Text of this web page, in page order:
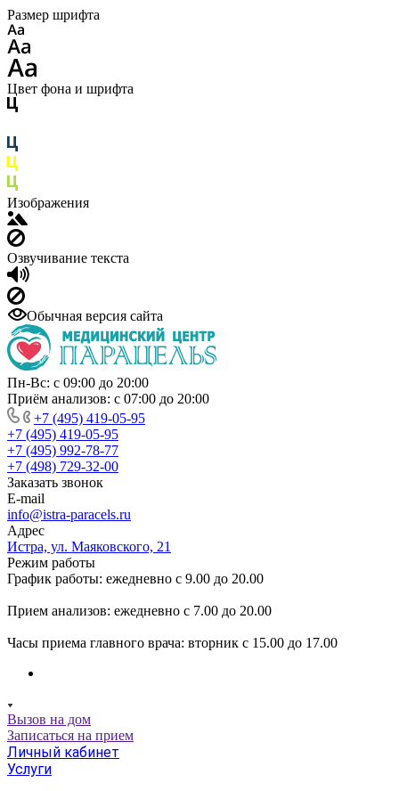
Размер шрифта
Цвет фона и шрифта
Изображения
Озвучивание текста
Обычная версия сайта
Пн-Вс: с 09:00 до 20:00
Приём анализов: с 07:00 до 20:00
+7 (495) 419-05-95
+7 (495) 419-05-95
+7 (495) 992-78-77
+7 (498) 729-32-00
Заказать звонок
E-mail
info@istra-paracels.ru
Адрес
Истра, ул. Маяковского, 21
Режим работы
График работы: ежедневно с 9.00 до 20.00
Прием анализов: ежедневно с 7.00 до 20.00
Часы приема главного врача: вторник с 15.00 до 17.00
Вызов на дом
Записаться на прием
Личный кабинет
Услуги